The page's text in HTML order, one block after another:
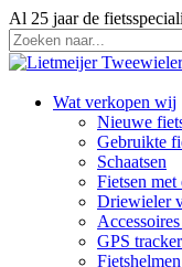
Al 25 jaar de
Wat verkopen wij
Nieuwe
Gebruikte
Schaatsen
Fietsen met
Driewieler
GPS
Fietshelmen